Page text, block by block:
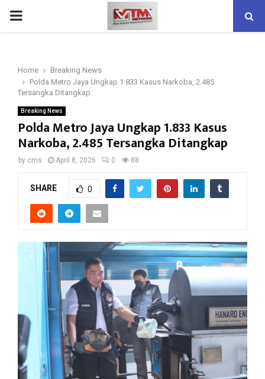
PRIMARY
Home
Breaking News
Polda Metro Jaya Ungkap 1.833 Kasus Narkoba, 2.485
Tersangka Ditangkap
Breaking News
Polda Metro Jaya Ungkap 1.833 Kasus
Narkoba, 2.485 Tersangka Ditangkap
by cms April 8, 2026 0 88
SHARE 0